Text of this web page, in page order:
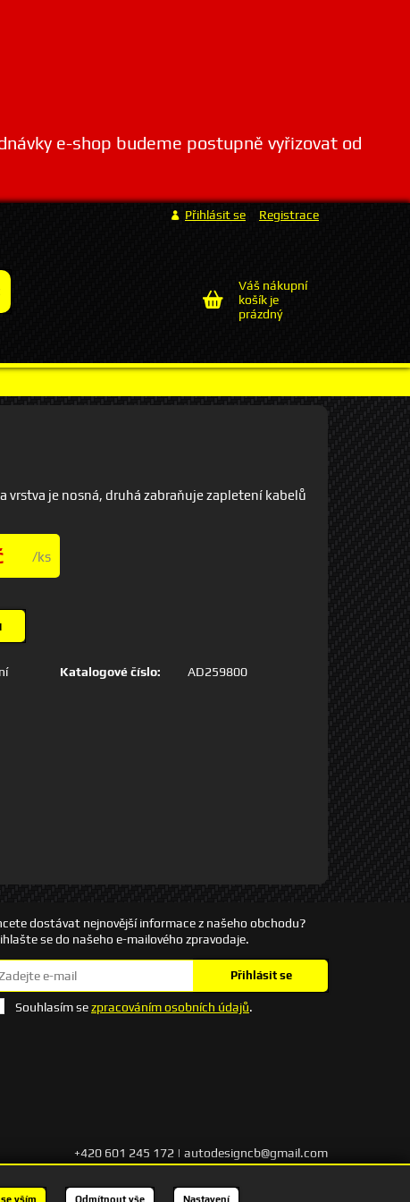
e-shop budeme postupně vyřizovat od
Přihlásit se Registrace
Váš nákupní
košík je
prázdný
vrstva je nosná, druhá zabraňuje zapletení kabelů
/ks
Katalogové číslo: AD259800
dostávat nejnovější informace z našeho obchodu?
se do našeho e-mailového zpravodaje.
Přihlásit se
Souhlasím sezpracováním osobních údajů.
+420 601 245 172 | autodesigncb@gmail.com
vším Odmítnout vše Nastavení